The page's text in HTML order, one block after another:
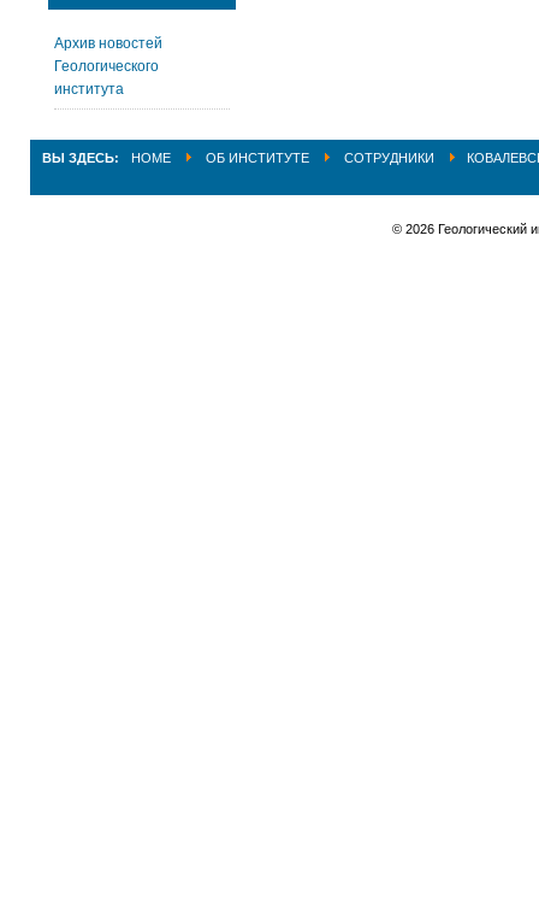
Архив новостей
Геологического
института
ВЫ ЗДЕСЬ: HOME ОБ ИНСТИТУТЕ СОТРУДНИКИ
© 2026 Геологический